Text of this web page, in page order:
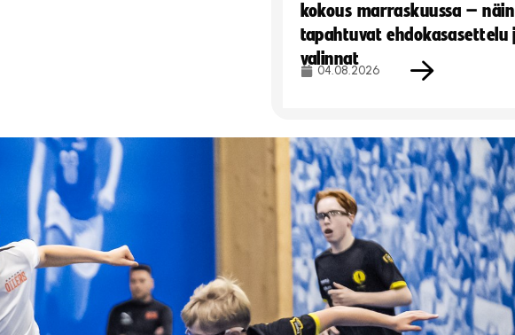
kokous marraskuussa – näin
tapahtuvat ehdokasasettelu
valinnat
04.08.2026